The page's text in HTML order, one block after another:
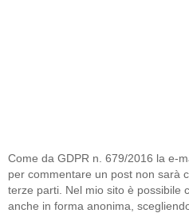
Come da GDPR n. 679/2016 la e-
per commentare un post non sarà
terze parti. Nel mio sito è possibile
anche in forma anonima,